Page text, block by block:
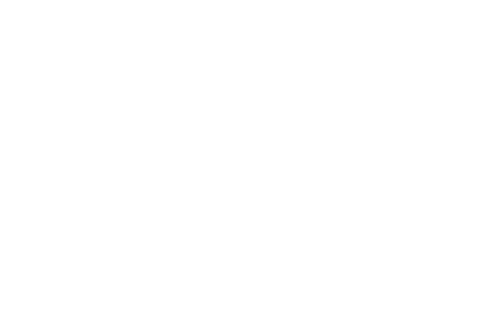
Bauchdeckenstraffung
Eine Bauchdeckenstraffung sollte nicht zu früh nach der